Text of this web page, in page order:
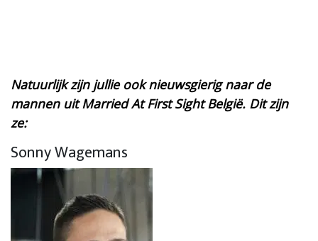
Natuurlijk zijn jullie ook nieuwsgierig naar de
mannen uit Married At First Sight België. Dit zijn
ze:
Sonny Wagemans